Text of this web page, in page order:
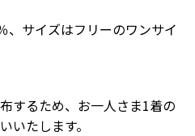
、サイズはフリーのワンサイ
するため、お一人さま1着の
いたします。